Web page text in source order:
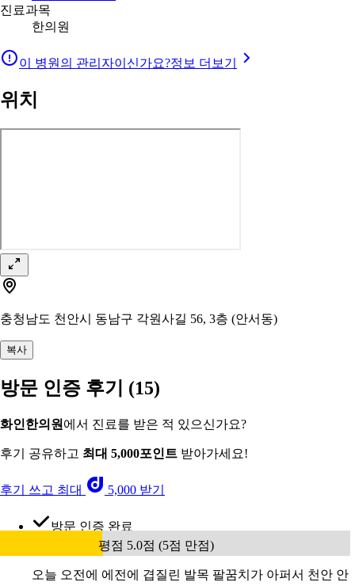
진료과목
한의원
이 병원의 관리자이신가요?정보 더보기
위치
충청남도 천안시 동남구 각원사길 56, 3층 (안서동)
복사
방문 인증 후기 (15)
화인한의원 에서 진료를 받은 적 있으신가요?
후기 공유하고 최대 5,000포인트 받아가세요!
후기 쓰고 최대 5,000 받기
방문 인증 완료
평점 5.0점 (5점 만점)
오늘 오전에 에전에 겹질린 발목 팔꿈치가 아퍼서 천안 안